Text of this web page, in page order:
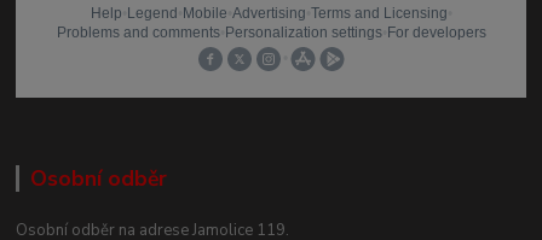
Osobní odběr
Osobní odběr na adrese Jamolice 119.